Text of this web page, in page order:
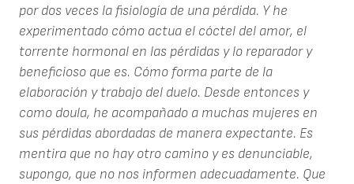
por dos veces la fisiología de una pérdida. Y he
experimentado cómo actua el cóctel del amor, el
torrente hormonal en las pérdidas y lo reparador y
beneficioso que es. Cómo forma parte de la
elaboración y trabajo del duelo. Desde entonces y
como doula, he acompañado a muchas mujeres en
sus pérdidas abordadas de manera expectante. Es
mentira que no hay otro camino y es denunciable,
supongo, que no nos informen adecuadamente. Que